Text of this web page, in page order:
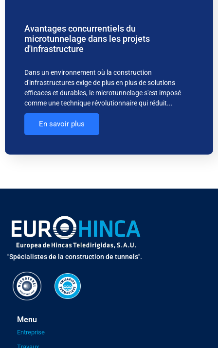
Avantages concurrentiels du
microtunnelage dans les projets
d'infrastructure
Dans un environnement où la construction
d'infrastructures exige de plus en plus de solutions
efficaces et durables, le microtunnelage s'est imposé
comme une technique révolutionnaire qui réduit...
En savoir plus
"Spécialistes de la construction de tunnels".
Menu
Entreprise